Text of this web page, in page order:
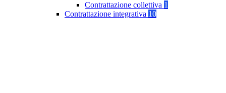
Contrattazione collettiva 1
Contrattazione integrativa 10